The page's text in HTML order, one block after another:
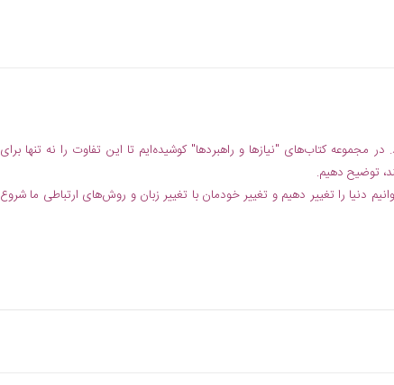
مجموعه کتاب‌های "نیازها و راهبردها" کوشیده‌ایم تا این تفاوت را نه تنها برای
توضیح دهیم.
دنیا را تغییر دهیم و تغییر خودمان با تغییر زبان و روش‌های ارتباطی ما شروع